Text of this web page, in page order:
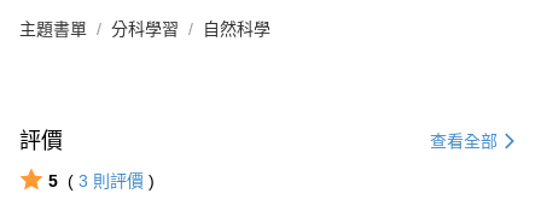
主題書單 分科學習 自然科學
評價 查看全部
5 ( 3 則評價 )